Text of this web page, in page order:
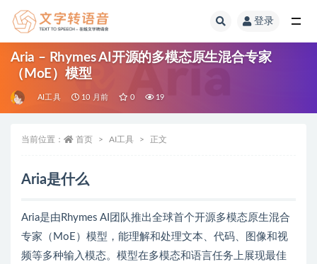
登录
Aria – Rhymes AI开源的多模态原生混合专家
（MoE）模型
AI工具 10 月前 0 19
当前位置： 首页 AI工具 正文
Aria是什么
Aria是由Rhymes AI团队推出全球首个开源多模态原生混合
专家（MoE）模型，能理解和处理文本、代码、图像和视
频等多种输入模态。模型在多模态和语言任务上展现最佳